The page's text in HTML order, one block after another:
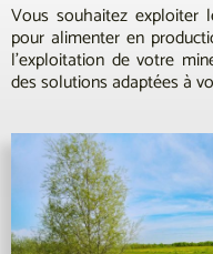
Vous souhaitez exploiter
pour alimenter en
l’exploitation de votre
des solutions adaptées à